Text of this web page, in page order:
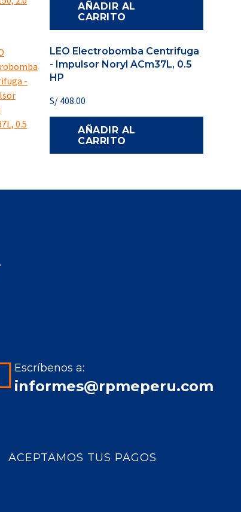
AÑADIR AL
CARRITO
LEO Electrobomba Centrifuga
- Impulsor Noryl ACm37L, 0.5
HP
S/ 408.00
AÑADIR AL
CARRITO
Escríbenos a:
informes@rpmeperu.com
ACEPTAMOS TUS PAGOS